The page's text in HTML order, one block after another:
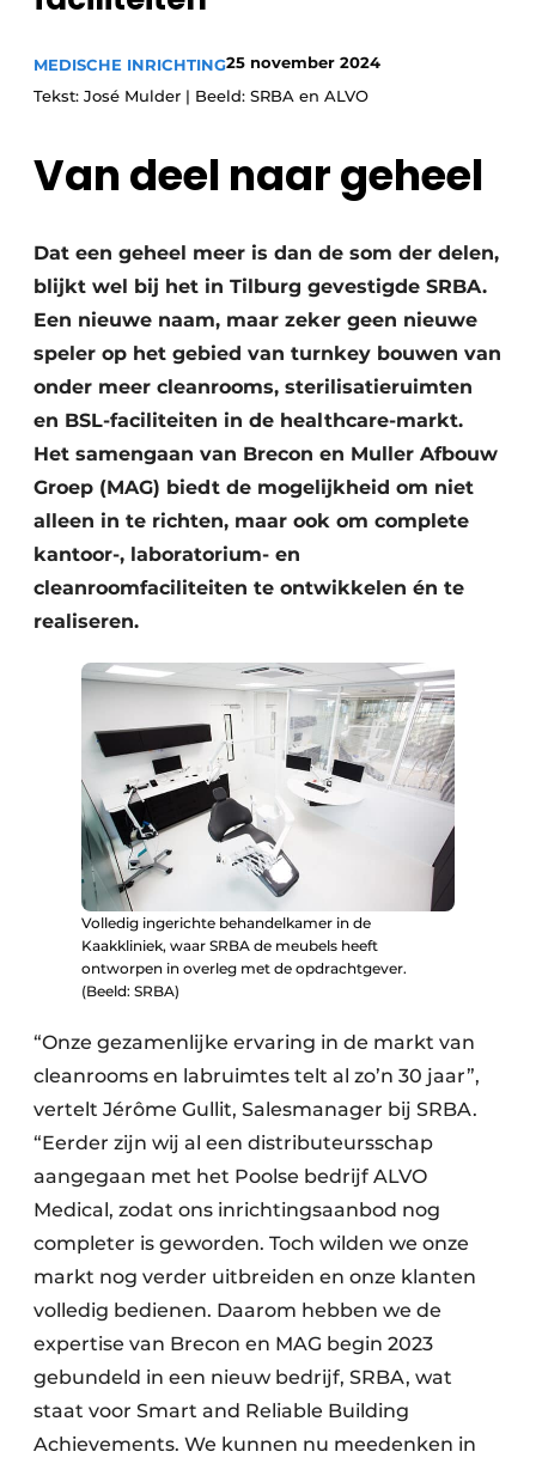
Podcasts
Privacy / Cookie statement
Vacature aanmelden
Video’s
Laboratoria
MEDISCHE INRICHTING25 november 2024
Tekst: José Mulder | Beeld: SRBA en ALVO
Van deel naar geheel
Dat een geheel meer is dan de som der delen,
blijkt wel bij het in Tilburg gevestigde SRBA.
Een nieuwe naam, maar zeker geen nieuwe
speler op het gebied van turnkey bouwen van
onder meer cleanrooms, sterilisatieruimten
en BSL-faciliteiten in de healthcare-markt.
Het samengaan van Brecon en Muller Afbouw
Groep (MAG) biedt de mogelijkheid om niet
alleen in te richten, maar ook om complete
kantoor-, laboratorium- en
cleanroomfaciliteiten te ontwikkelen én te
realiseren.
Volledig ingerichte behandelkamer in de
Kaakkliniek, waar SRBA de meubels heeft
ontworpen in overleg met de opdrachtgever.
(Beeld: SRBA)
“Onze gezamenlijke ervaring in de markt van
cleanrooms en labruimtes telt al zo’n 30 jaar”,
vertelt Jérôme Gullit, Salesmanager bij SRBA.
“Eerder zijn wij al een distributeursschap
aangegaan met het Poolse bedrijf ALVO
Medical, zodat ons inrichtingsaanbod nog
completer is geworden. Toch wilden we onze
markt nog verder uitbreiden en onze klanten
volledig bedienen. Daarom hebben we de
expertise van Brecon en MAG begin 2023
gebundeld in een nieuw bedrijf, SRBA, wat
staat voor Smart and Reliable Building
Achievements. We kunnen nu meedenken in